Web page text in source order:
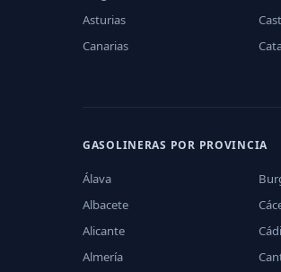
Asturias
Canarias
GASOLINERAS POR PROVINCIA
Álava
Albacete
Alicante
Almería